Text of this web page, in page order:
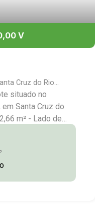
V
Cruz do Rio
situado no
Santa Cruz do
/ (14) 99743-9789